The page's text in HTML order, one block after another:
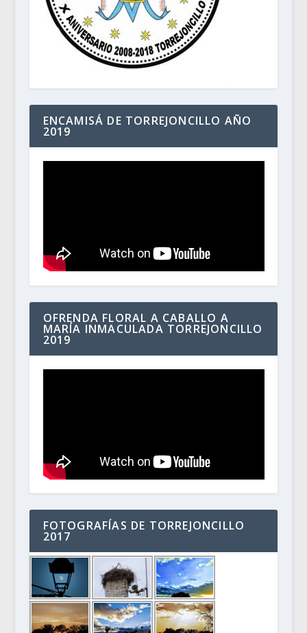
ENCAMISÁ DE TORREJONCILLO AÑO
2019
OFRENDA FLORAL A CABALLO A
MARÍA INMACULADA TORREJONCILLO
2019
FOTOGRAFÍAS DE TORREJONCILLO
2017